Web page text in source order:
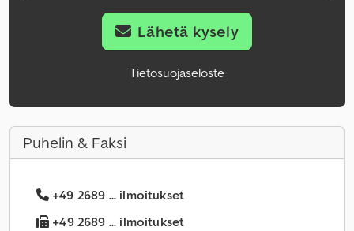
Lähetä kysely
Tietosuojaseloste
Puhelin & Faksi
+49 2689 ... ilmoitukset
+49 2689 ... ilmoitukset